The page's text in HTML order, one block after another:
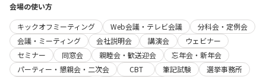
会場の使い方
キックオフミーティング
Web会議・テレビ会議
分科会・定例会
会議・ミーティング
会社説明会 講演会
ウェビナー
セミナー
同窓会 親睦会・歓送迎会
忘年会・新年会
パーティー・懇親会・二次会
CBT 筆記試験
選挙事務所